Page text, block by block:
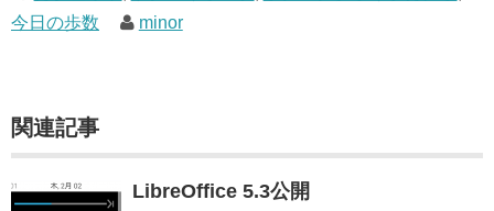
今日の歩数
minor
関連記事
LibreOffice 5.3公開